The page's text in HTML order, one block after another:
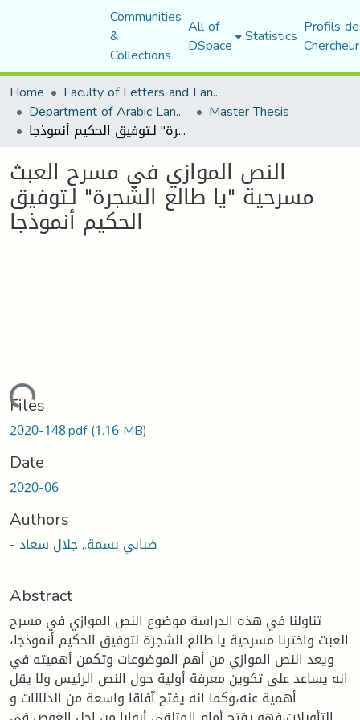
Communities
&
Collections
All of
DSpace Statistics Profils
Home
Faculty of Letters and Languages
Department of Arabic Language and Literature Master Thesis
النص الموازي في مسرح العبث مسرحية "يا طالع الشجرة" لـتوفيق الحكيم أنموذجا
النص الموازي في مسرح العبث
مسرحية "يا طالع الشجرة" لـتوفيق
الحكيم أنموذجا
Loading...
Files
2020-148.pdf(1.16 MB)
Date
2020-06
Authors
- ضبابي بسمة., جلال سعاد
Abstract
تناولنا في هذه الدراسة موضوع النص الموازي في مسرح
العبث واخترنا مسرحية يا طالع الشجرة لتوفيق الحكيم أنموذجا،
ويعد النص الموازي من أهم الموضوعات وتكمن أهميته في
انه يساعد على تكوين معرفة أولية حول النص الرئيس ولا يقل
أهمية عنه،وكما انه يفتح آفاقا واسعة من الدلالات و